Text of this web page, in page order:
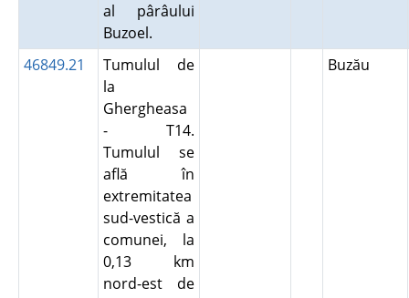
al pârâului
Buzoel.
46849.21
Tumulul de
la
Ghergheasa
- T14.
Tumulul se
află în
extremitatea
sud-vestică a
comunei, la
0,13 km
nord-est de
Buzău